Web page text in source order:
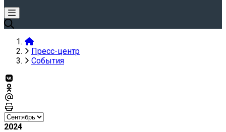
Пресс-центр
События
2024